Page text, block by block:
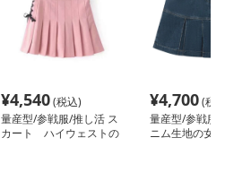
¥4,540(税込)
量産型/参戦服/推し活 ス
カート ハイウェストの
¥4,700(税
量産型/参戦服/
ニム生地の女